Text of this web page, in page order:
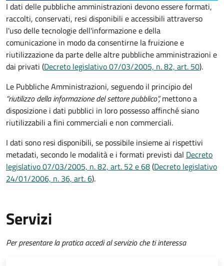
I dati delle pubbliche amministrazioni devono essere formati,
raccolti, conservati, resi disponibili e accessibili attraverso
l'uso delle tecnologie dell'informazione e della
comunicazione in modo da consentirne la fruizione e
riutilizzazione da parte delle altre pubbliche amministrazioni e
dai privati (Decreto legislativo 07/03/2005, n. 82, art. 50).
Le Pubbliche Amministrazioni, seguendo il principio del
“riutilizzo della informazione del settore pubblico”,mettono a
disposizione i dati pubblici in loro possesso affinché siano
riutilizzabili a fini commerciali e non commerciali.
I dati sono resi disponibili, se possibile insieme ai rispettivi
metadati, secondo le modalità e i formati previsti dal Decreto
legislativo 07/03/2005, n. 82, art. 52 e 68(Decreto legislativo
24/01/2006, n. 36, art. 6).
Servizi
Per presentare la pratica accedi al servizio che ti interessa